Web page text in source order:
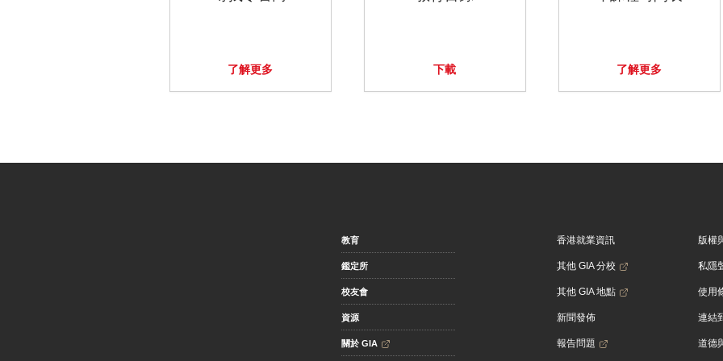
了解更多 下載 了解更多
教育
鑑定所
校友會
資源
關於 GIA
香港就業資訊
其他 GIA 分校
其他 GIA 地點
新聞發佈
報告問題
版權
私隱
使用
連結
道德